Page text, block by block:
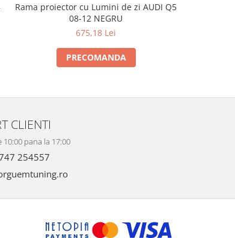
Rama proiector cu Lumini de zi AUDI Q5
08-12 NEGRU
675,18 Lei
PRECOMANDA
CLIENTI
pana la 17:00
254557